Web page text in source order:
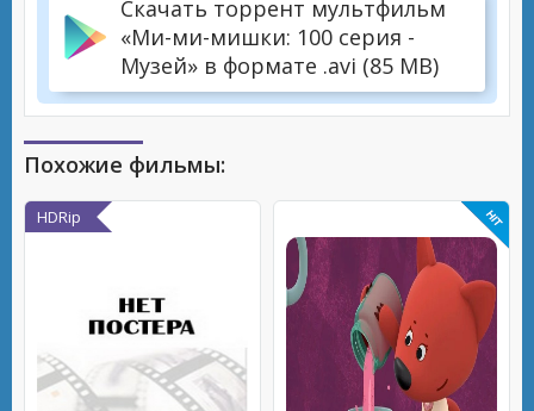
Скачать торрент мультфильм
«Ми-ми-мишки: 100 серия -
Музей» в формате .avi (85 MB)
Похожие фильмы:
HDRip